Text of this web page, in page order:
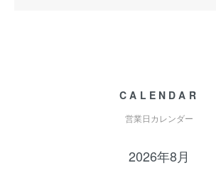
CALENDAR
営業日カレンダー
2026年8月